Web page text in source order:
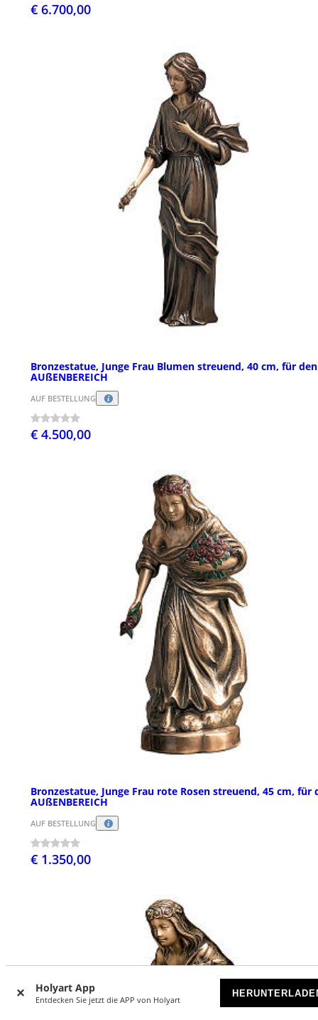
Holyart App
Entdecken Sie jetzt die APP von Holyart
€ 6.700,00
Bronzestatue, Junge Frau Blumen streuend, 40 cm, für den
AUßENBEREICH
AUF BESTELLUNG
€ 4.500,00
Bronzestatue, Junge Frau rote Rosen streuend, 45 cm, für
AUßENBEREICH
AUF BESTELLUNG
€ 1.350,00